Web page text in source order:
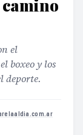
el
boxeo y los
deporte.